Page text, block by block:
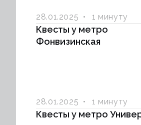
28.01.2025 1 минуту
Квесты у метро
Фонвизинская
28.01.2025 1 минуту
Квесты у метро